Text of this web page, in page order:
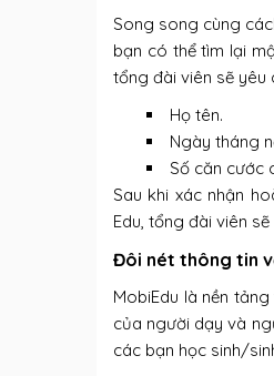
Song song cùng
bạn có thể tìm lại
tổng đài viên sẽ yêu
Họ tên.
Ngày tháng
Số căn cước
Sau khi xác nhận
Edu, tổng đài viên
Đôi nét thông tin
MobiEdu là nền
của người dạy và
các bạn học sinh/